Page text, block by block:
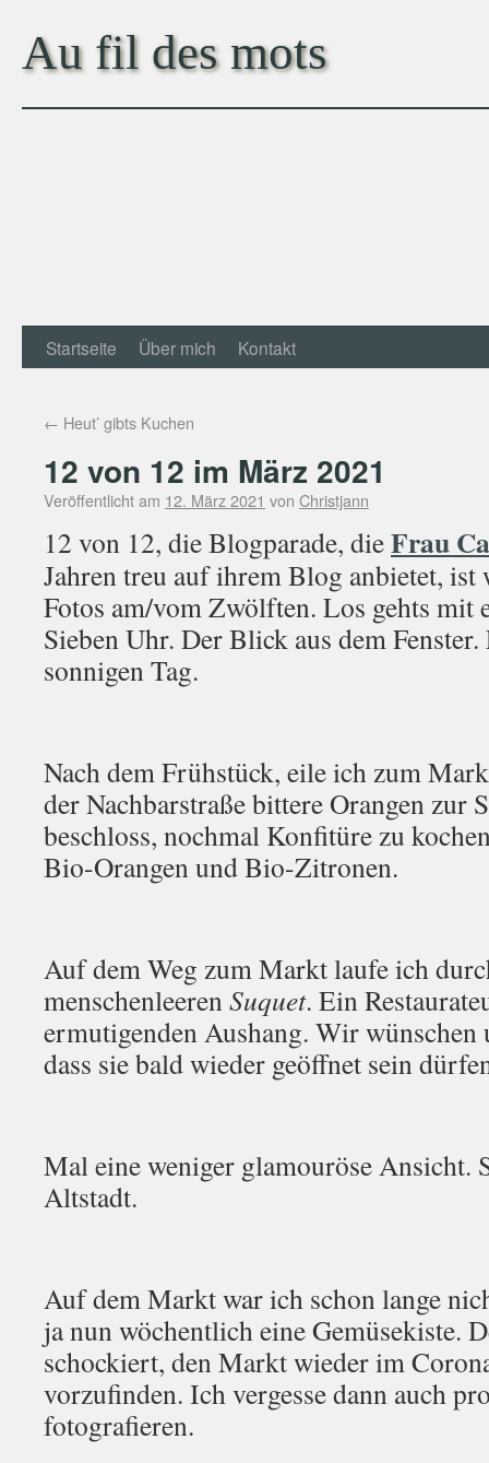
Au fil des mots
Startseite Über mich Kontakt
← Heut’ gibts Kuchen
12 von 12 im März 2021
Veröffentlicht am 12. März 2021 von Christjann
12 von 12, die Blogparade, dieFrau
Jahren treu auf ihrem Blog anbietet,
Fotos am/vom Zwölften. Los gehts mit
Sieben Uhr. Der Blick aus dem
sonnigen Tag.
Nach dem Frühstück, eile ich zum
der Nachbarstraße bittere Orangen zur
beschloss, nochmal Konfitüre zu
Bio-Orangen und Bio-Zitronen.
Auf dem Weg zum Markt laufe ich
menschenleerenSuquet. Ein
ermutigenden Aushang. Wir wünschen
dass sie bald wieder geöffnet sein
Mal eine weniger glamouröse Ansicht.
Altstadt.
Auf dem Markt war ich schon lange
ja nun wöchentlich eine Gemüsekiste.
schockiert, den Markt wieder im
vorzufinden. Ich vergesse dann auch
fotografieren.